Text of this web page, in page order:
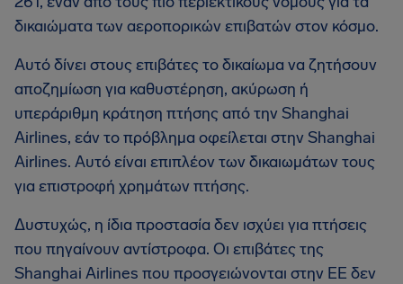
δικαιώματα των αεροπορικών επιβατών στον κόσμο.
Αυτό δίνει στους επιβάτες το δικαίωμα να ζητήσουν
αποζημίωση για καθυστέρηση, ακύρωση ή
υπεράριθμη κράτηση πτήσης από την Shanghai
Airlines, εάν το πρόβλημα οφείλεται στην Shanghai
Airlines. Αυτό είναι επιπλέον των δικαιωμάτων τους
για επιστροφή χρημάτων πτήσης.
Δυστυχώς, η ίδια προστασία δεν ισχύει για πτήσεις
που πηγαίνουν αντίστροφα. Οι επιβάτες της
Shanghai Airlines που προσγειώνονται στην ΕΕ δεν